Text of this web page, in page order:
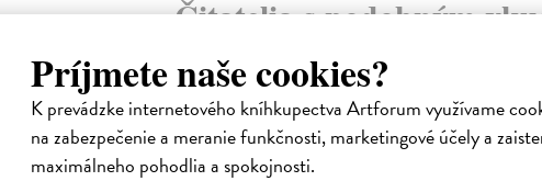
Príjmete naše cookies?
K prevádzke internetového kníhkupectva Artforum využívame
na zabezpečenie a meranie funkčnosti, marketingové účely a
maximálneho pohodlia a spokojnosti.
Čitatelia s podobným
na sklade